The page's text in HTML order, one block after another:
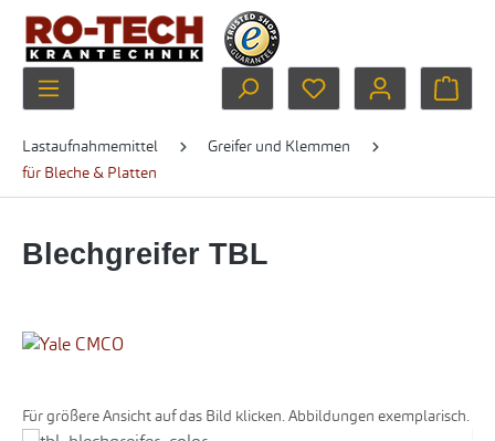
Zum Hauptinhalt springen
Du hast 0 Produkte
Lastaufnahmemittel
Greifer und Klemmen
für Bleche & Platten
Blechgreifer TBL
Für größere Ansicht auf das Bild klicken. Abbildungen exemplarisch.